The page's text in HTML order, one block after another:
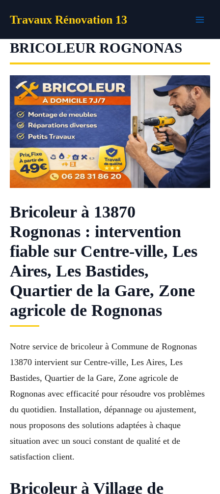
Travaux Rénovation 13
BRICOLEUR ROGNONAS
Bricoleur à 13870
Rognonas : intervention
fiable sur Centre-ville, Les
Aires, Les Bastides,
Quartier de la Gare, Zone
agricole de Rognonas
Notre service de bricoleur à Commune de Rognonas
13870 intervient sur Centre-ville, Les Aires, Les
Bastides, Quartier de la Gare, Zone agricole de
Rognonas avec efficacité pour résoudre vos problèmes
du quotidien. Installation, dépannage ou ajustement,
nous proposons des solutions adaptées à chaque
situation avec un souci constant de qualité et de
satisfaction client.
Bricoleur à Village de